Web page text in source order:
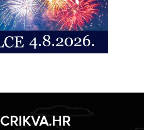
CRIKVA.HR